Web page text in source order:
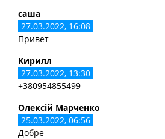
саша
27.03.2022, 16:08
Привет
Кирилл
27.03.2022, 13:30
+380954855499
Олексій Марченко
25.03.2022, 06:56
Добре